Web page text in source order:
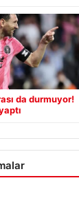
da durmuyor!